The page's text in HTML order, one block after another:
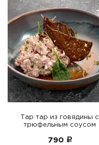
Тар тар из говядины с
трюфельным соусом
790 a